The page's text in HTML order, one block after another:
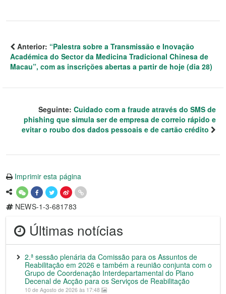
Anterior: “Palestra sobre a Transmissão e Inovação
Académica do Sector da Medicina Tradicional Chinesa de
Macau”, com as inscrições abertas a partir de hoje (dia 28)
Seguinte: Cuidado com a fraude através do SMS de
phishing que simula ser de empresa de correio rápido e
evitar o roubo dos dados pessoais e de cartão crédito
Imprimir esta página
NEWS-1-3-681783
Últimas notícias
2.ª sessão plenária da Comissão para os Assuntos de
Reabilitação em 2026 e também a reunião conjunta com o
Grupo de Coordenação Interdepartamental do Plano
Decenal de Acção para os Serviços de Reabilitação
10 de Agosto de 2026 às 17:48